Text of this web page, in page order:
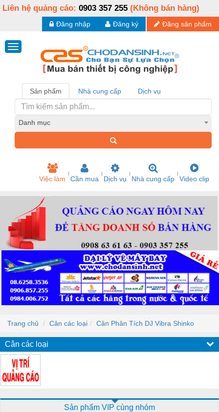
Liên hệ quảng cáo: 0903 357 255 (Không bán hàng)
Đăng sản phẩm
Đăng ký
Đăng nhập
Sản phẩm Nhà cung cấp Dịch vụ
Danh mục
Việc làm Cần mua Dịch vụ Nhà cung cấp Video clip
Trang chủ Cân các loại Cân Phân Tích DJ Vibra Shinko
Cân các loại
Sản phẩm VIP cùng nhóm